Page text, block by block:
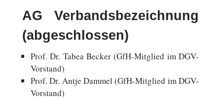
AG Verbandsbezeichnung
(abgeschlossen)
Prof. Dr. Tabea Becker (GfH-Mitglied im DGV-
Vorstand)
Prof. Dr. Antje Dammel (GfH-Mitglied im DGV-
Vorstand)